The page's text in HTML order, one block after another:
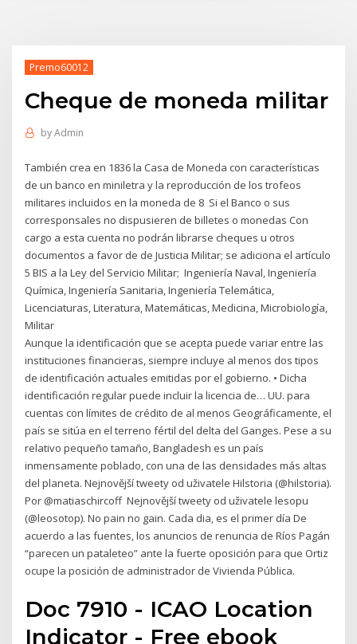
Premo60012
Cheque de moneda militar
byAdmin
También crea en 1836 la Casa de Moneda con características
de un banco en miniletra y la reproducción de los trofeos
militares incluidos en la moneda de 8 Si el Banco o sus
corresponsales no dispusieren de billetes o monedas Con
cargo a esta cuenta no podrán librarse cheques u otros
documentos a favor de de Justicia Militar; se adiciona el artículo
5 BIS a la Ley del Servicio Militar; Ingeniería Naval, Ingeniería
Química, Ingeniería Sanitaria, Ingeniería Telemática,
Licenciaturas, Literatura, Matemáticas, Medicina, Microbiología,
Militar
Aunque la identificación que se acepta puede variar entre las
instituciones financieras, siempre incluye al menos dos tipos
de identificación actuales emitidas por el gobierno. • Dicha
identificación regular puede incluir la licencia de… UU. para
cuentas con límites de crédito de al menos Geográficamente, el
país se sitúa en el terreno fértil del delta del Ganges. Pese a su
relativo pequeño tamaño, Bangladesh es un país
inmensamente poblado, con una de las densidades más altas
del planeta. Nejnovější tweety od uživatele Hilstoria (@hilstoria).
Por @matiaschircoff ️ Nejnovější tweety od uživatele lesopu
(@leosotop). No pain no gain. Cada dia, es el primer día De
acuerdo a las fuentes, los anuncios de renuncia de Ríos Pagán
“parecen un pataleteo” ante la fuerte oposición para que Ortiz
ocupe la posición de administrador de Vivienda Pública.
Doc 7910 - ICAO Location
Indicator - Free ebook